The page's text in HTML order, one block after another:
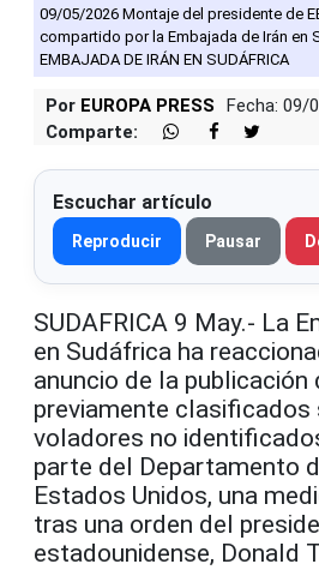
09/05/2026 Montaje del presidente de
compartido por la Embajada de Irán en
EMBAJADA DE IRÁN EN SUDÁFRICA
Por EUROPA PRESS
Fecha: 09/
Comparte:
Escuchar artículo
Reproducir Pausar
SUDAFRICA 9 May.- La
en Sudáfrica ha
anuncio de la
previamente clasificados
voladores no
parte del Departamento
Estados Unidos, una
tras una orden del
estadounidense, Donald